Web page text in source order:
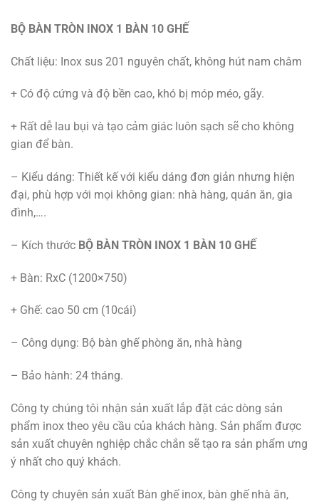
BỘ BÀN TRÒN INOX 1 BÀN 10 GHẾ
Chất liệu: Inox sus 201 nguyên chất, không hút nam châm
+ Có độ cứng và độ bền cao, khó bị móp méo, gãy.
+ Rất dễ lau bụi và tạo cảm giác luôn sạch sẽ cho không
gian để bàn.
– Kiểu dáng: Thiết kế với kiểu dáng đơn giản nhưng hiện
đại, phù hợp với mọi không gian: nhà hàng, quán ăn, gia
đình,….
– Kích thước BỘ BÀN TRÒN INOX 1 BÀN 10 GHẾ
+ Bàn: RxC (1200×750)
+ Ghế: cao 50 cm (10cái)
– Công dụng: Bộ bàn ghế phòng ăn, nhà hàng
– Bảo hành: 24 tháng.
Công ty chúng tôi nhận sản xuất lắp đặt các dòng sản
phẩm inox theo yêu cầu của khách hàng. Sản phẩm được
sản xuất chuyên nghiệp chắc chắn sẽ tạo ra sản phẩm ưng
ý nhất cho quý khách.
Công ty chuyên sản xuất Bàn ghế inox, bàn ghế nhà ăn,